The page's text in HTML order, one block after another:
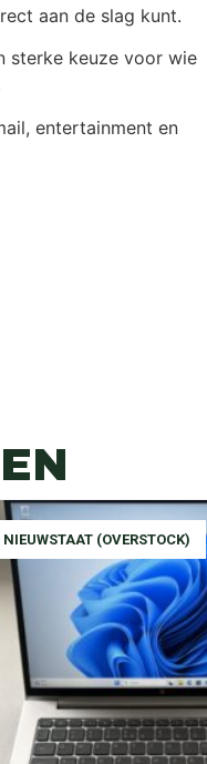
aan de slag kunt.
sterke keuze voor wie
entertainment en
NIEUWSTAAT (OVERSTOCK)